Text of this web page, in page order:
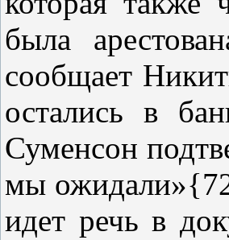
была
сообщает
остались в
Суменсон
мы
идет речь в